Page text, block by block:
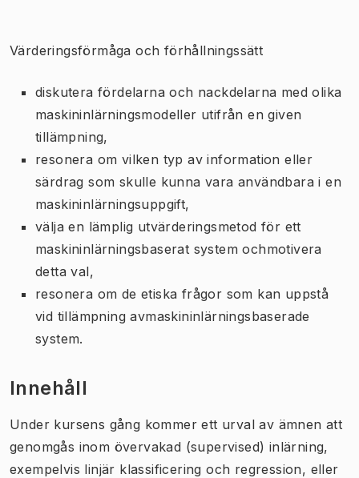
Värderingsförmåga och förhållningssätt
diskutera fördelarna och nackdelarna med olika
maskininlärningsmodeller utifrån en given
tillämpning,
resonera om vilken typ av information eller
särdrag som skulle kunna vara användbara i en
maskininlärningsuppgift,
välja en lämplig utvärderingsmetod för ett
maskininlärningsbaserat system ochmotivera
detta val,
resonera om de etiska frågor som kan uppstå
vid tillämpning avmaskininlärningsbaserade
system.
Innehåll
Under kursens gång kommer ett urval av ämnen att
genomgås inom övervakad (supervised) inlärning,
exempelvis linjär klassificering och regression, eller